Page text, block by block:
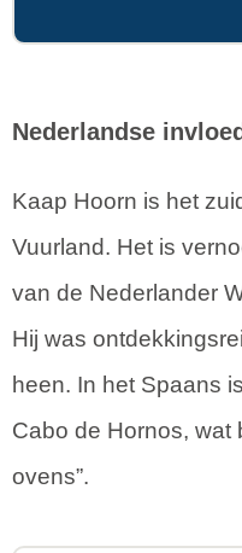
Nederlandse
Kaap Hoorn is het
Vuurland. Het is
van de Nederlander
Hij was
heen. In het Spaans
Cabo de Hornos, wat
ovens”.